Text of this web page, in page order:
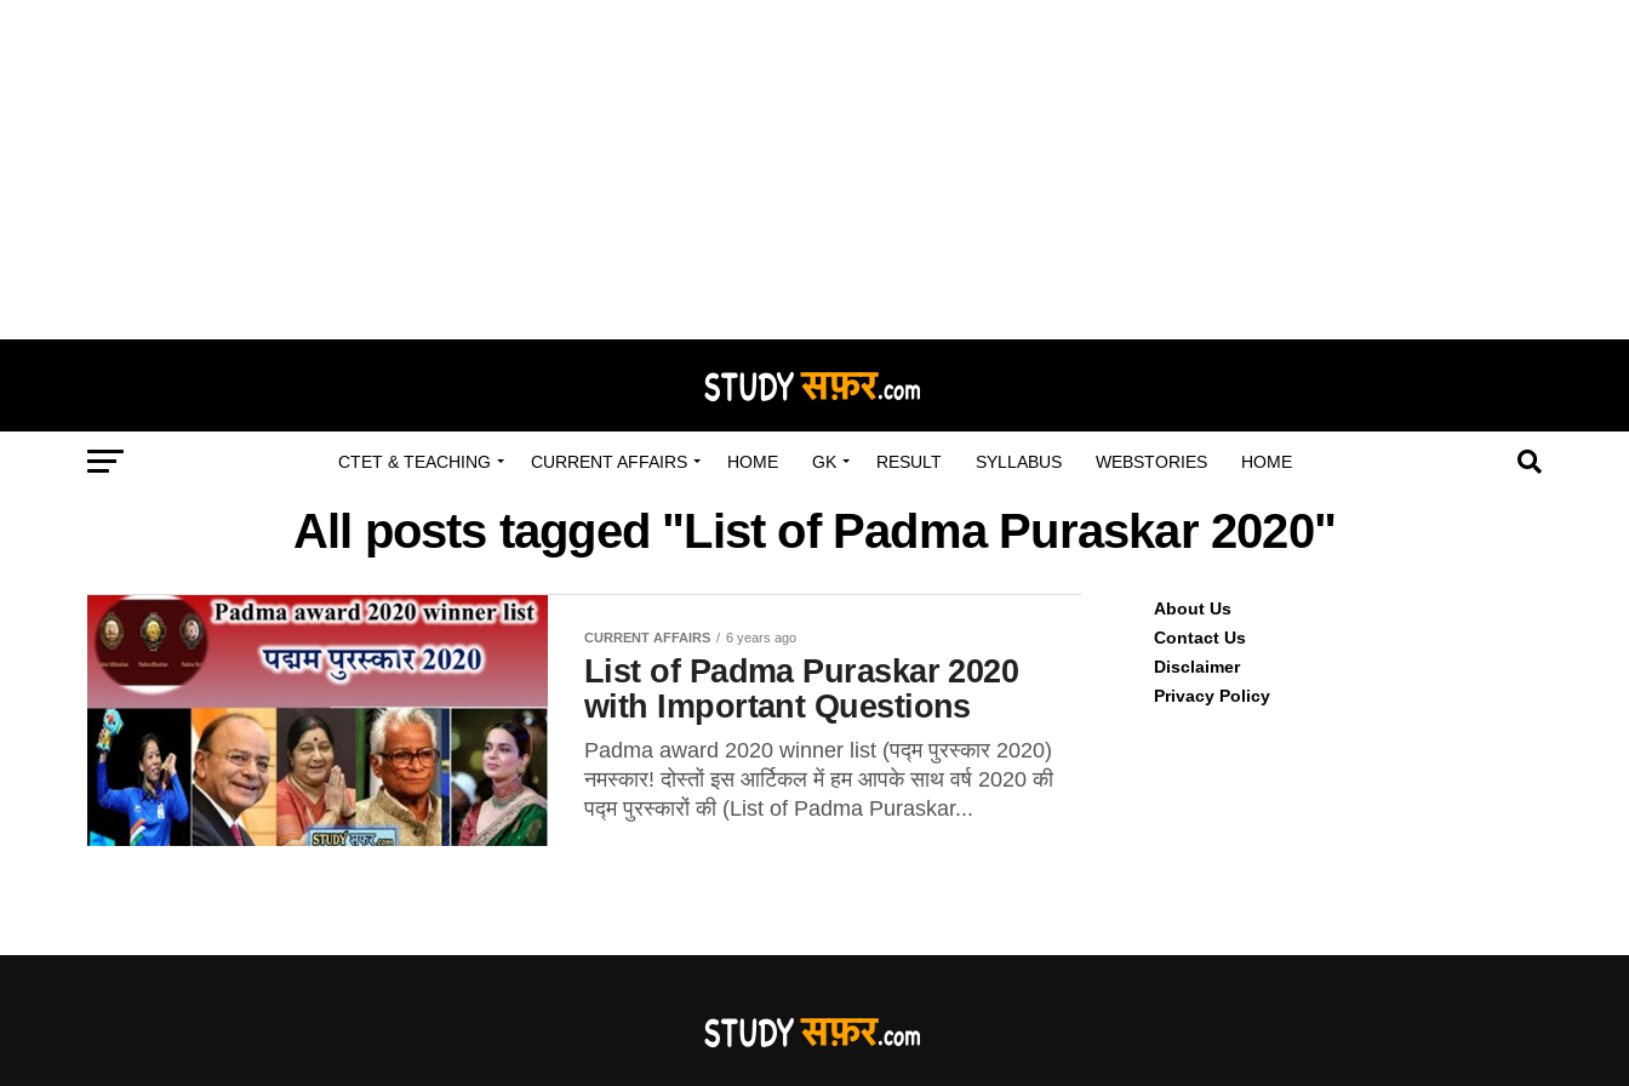
CTET & TEACHING CURRENT AFFAIRS HOME GK RESULT SYLLABUS WEBSTORIES HOME
All posts tagged "List of Padma Puraskar 2020"
CURRENT AFFAIRS 6 years ago
List of Padma Puraskar 2020
with Important Questions
Padma award 2020 winner list (पद्म पुरस्कार 2020)
नमस्कार! दोस्तों इस आर्टिकल में हम आपके साथ वर्ष 2020 की
पद्म पुरस्कारों की (List of Padma Puraskar...
About Us
Contact Us
Disclaimer
Privacy Policy